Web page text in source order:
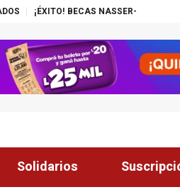
NASSER-UNITEC ALCANZA MIL
Solidarios